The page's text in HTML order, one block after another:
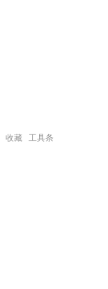
收藏 工具条